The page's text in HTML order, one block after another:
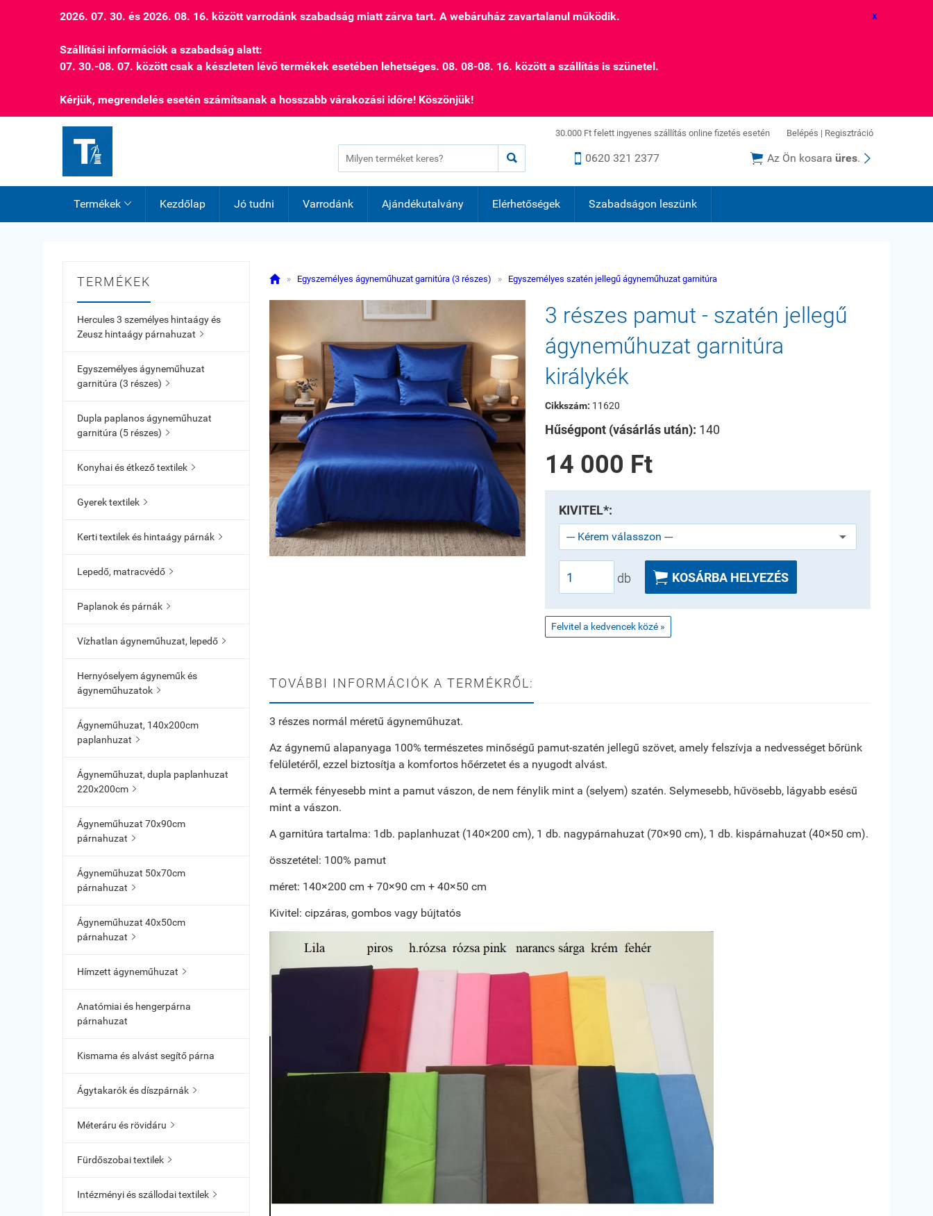
2026. 07. 30. és 2026. 08. 16. között varrodánk szabadság miatt zárva tart. A webáruház zavartalanul működik.
Szállítási információk a szabadság alatt:
07. 30.-08. 07. között csak a készleten lévő termékek esetében lehetséges. 08. 08-08. 16. között a szállítás is szünetel.
Kérjük, megrendelés esetén számítsanak a hosszabb várakozási időre! Köszönjük!
X
  0620 321 2377  Az Ön kosara üres. 
30.000 Ft felett ingyenes szállítás online fizetés esetén Belépés | Regisztráció
Termékek  Kezdőlap Jó tudni Varrodánk Ajándékutalvány Elérhetőségek Szabadságon leszünk
TERMÉKEK
Hercules 3 személyes hintaágy és
Zeusz hintaágy párnahuzat 
Egyszemélyes ágyneműhuzat
garnitúra (3 részes) 
Dupla paplanos ágyneműhuzat
garnitúra (5 részes) 
Konyhai és étkező textilek 
Gyerek textilek 
Kerti textilek és hintaágy párnák 
Lepedő, matracvédő 
Paplanok és párnák 
Vízhatlan ágyneműhuzat, lepedő 
Hernyóselyem ágyneműk és
ágyneműhuzatok 
Ágyneműhuzat, 140x200cm
paplanhuzat 
Ágyneműhuzat, dupla paplanhuzat
220x200cm 
Ágyneműhuzat 70x90cm
párnahuzat 
Ágyneműhuzat 50x70cm
párnahuzat 
Ágyneműhuzat 40x50cm
párnahuzat 
Hímzett ágyneműhuzat 
Anatómiai és hengerpárna
párnahuzat
Kismama és alvást segítő párna
Ágytakarók és díszpárnák 
Méteráru és rövidáru 
Fürdőszobai textilek 
Intézményi és szállodai textilek 
 » Egyszemélyes ágyneműhuzat garnitúra (3 részes) » Egyszemélyes szatén jellegű ágyneműhuzat garnitúra
3 részes pamut - szatén jellegű
ágyneműhuzat garnitúra
királykék
Cikkszám: 11620
Hűségpont (vásárlás után): 140
14 000 Ft
KIVITEL*:
db  KOSÁRBA HELYEZÉS
Felvitel a kedvencek közé »
TOVÁBBI INFORMÁCIÓK A TERMÉKRŐL:
3 részes normál méretű ágyneműhuzat.
Az ágynemű alapanyaga 100% természetes minőségű pamut-szatén jellegű szövet, amely felszívja a nedvességet bőrünk
felületéről, ezzel biztosítja a komfortos hőérzetet és a nyugodt alvást.
A termék fényesebb mint a pamut vászon, de nem fénylik mint a (selyem) szatén. Selymesebb, hűvösebb, lágyabb esésű
mint a vászon.
A garnitúra tartalma: 1db. paplanhuzat (140×200 cm), 1 db. nagypárnahuzat (70×90 cm), 1 db. kispárnahuzat (40×50 cm).
összetétel: 100% pamut
méret: 140×200 cm + 70×90 cm + 40×50 cm
Kivitel: cipzáras, gombos vagy bújtatós